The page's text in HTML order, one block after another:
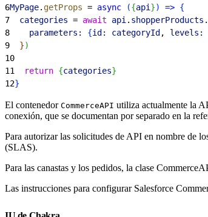
6MyPage. getProps = async ({api }) => {
7
  categories
= await api . shopperProducts .
8
    parameters:
{id: categoryId , levels:
9
})
10
11
  return
{categories}
12}
El contenedor CommerceAPI utiliza actualmente la
conexión, que se documentan por separado en la
Para autorizar las solicitudes de API en nombre de
(SLAS).
Para las canastas y los pedidos, la clase
Las instrucciones para configurar Salesforce